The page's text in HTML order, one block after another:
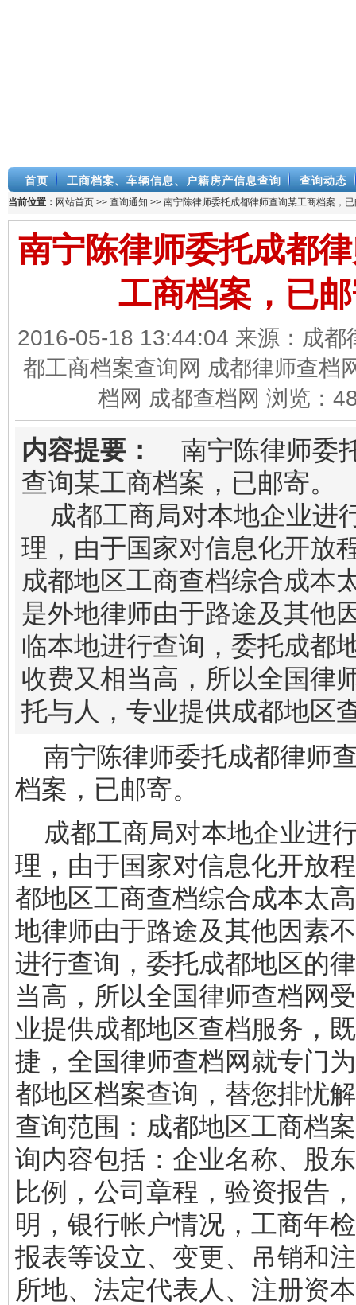
首页 工商档案、车辆信息、户籍房产信息查询 查询动态
当前位置： 网站首页 >> 查询通知 >> 南宁陈律师委托成都律师查询某工商档案，
南宁陈律师委托成都
工商档案，已
2016-05-18 13:44:04 来源：成都
都工商档案查询网 成都律师查档
档网 成都查档网 浏览：
内容提要：
南宁陈律师委
查询某工商档案，已邮寄。
成都工商局对本地企业进
理，由于国家对信息化开放
成都地区工商查档综合成本
是外地律师由于路途及其他
临本地进行查询，委托成都
收费又相当高，所以全国律
托与人，专业提供成都地区
南宁陈律师委托成都律师
档案，已邮寄。
成都工商局对本地企业进
理，由于国家对信息化开放
都地区工商查档综合成本太
地律师由于路途及其他因素
进行查询，委托成都地区的
当高，所以全国律师查档网
业提供成都地区查档服务，
捷，全国律师查档网就专门
都地区档案查询，替您排忧
查询范围：成都地区工商档
询内容包括：企业名称、股
比例，公司章程，验资报告
明，银行帐户情况，工商年
报表等设立、变更、吊销和
所地、法定代表人、注册资